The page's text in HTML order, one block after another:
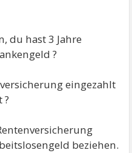
du hast 3 Jahre
?
eingezahlt
?
beziehen.